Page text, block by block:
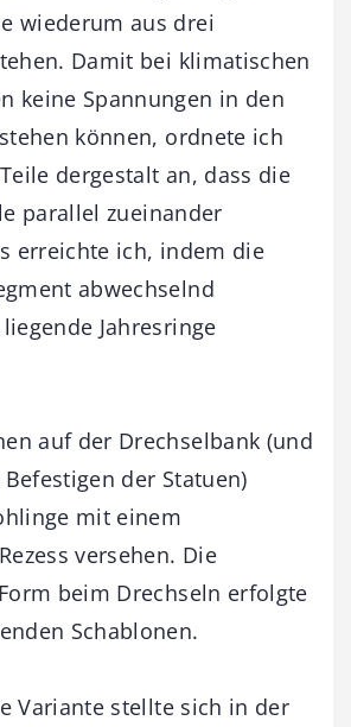
wiederum aus drei
Damit bei klimatischen
keine Spannungen in den
können, ordnete ich
dergestalt an, dass die
parallel zueinander
erreichte ich, indem die
abwechselnd
Jahresringe
auf der Drechselbank (und
der Statuen)
mit einem
versehen. Die
beim Drechseln erfolgte
Schablonen.
Variante stellte sich in der